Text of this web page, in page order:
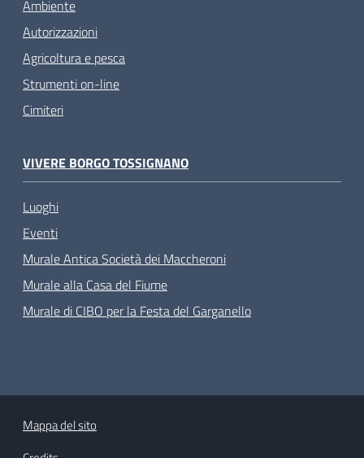
Ambiente
Autorizzazioni
Agricoltura e pesca
Strumenti on-line
Cimiteri
VIVERE BORGO TOSSIGNANO
Luoghi
Eventi
Murale Antica Società dei Maccheroni
Murale alla Casa del Fiume
Murale di CIBO per la Festa del Garganello
Mappa del sito